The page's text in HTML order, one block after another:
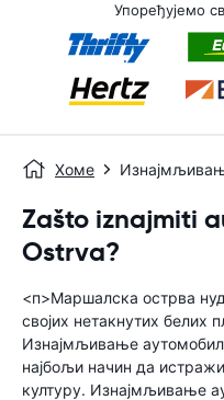
Упоређујемо
Хоме
Zašto iznajmiti
Ostrva?
<п>Маршалска острва
својих нетакнутих белих
Изнајмљивање
најбољи начин да
културу. Изнајмљивање